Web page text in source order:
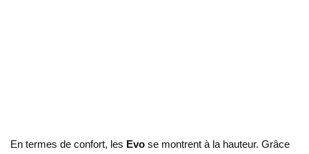
En termes de confort, les Evo se montrent à la hauteur. Grâce